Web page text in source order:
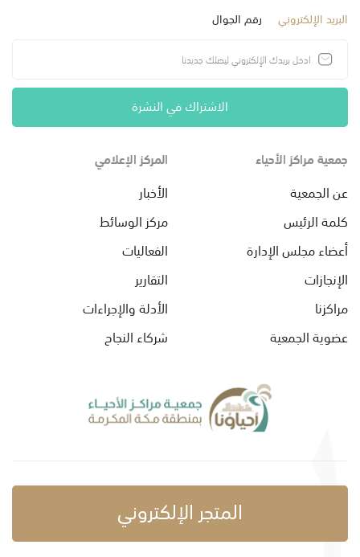
البريد الإلكتروني رقم الجوال
الاشتراك في النشرة
جمعية مراكز الأحياء
عن الجمعية
كلمة الرئيس
أعضاء مجلس الإدارة
الإنجازات
مراكزنا
عضوية الجمعية
المركز الإعلامي
الأخبار
مركز الوسائط
الفعاليات
التقارير
الأدلة والإجراءات
شركاء النجاح
المتجر الإلكتروني